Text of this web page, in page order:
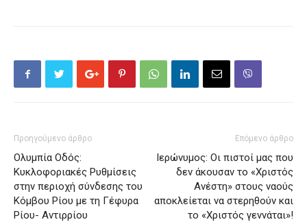
Προηγούμενο άρθρο
Ολυμπία Οδός:
Κυκλοφοριακές Ρυθμίσεις
στην περιοχή σύνδεσης του
Κόμβου Ρίου με τη Γέφυρα
Ρίου- Αντιρρίου
Επόμενο άρθρο
Ιερώνυμος: Οι πιστοί μας που
δεν άκουσαν το «Χριστός
Ανέστη» στους ναούς
αποκλείεται να στερηθούν και
το «Χριστός γεννάται»!